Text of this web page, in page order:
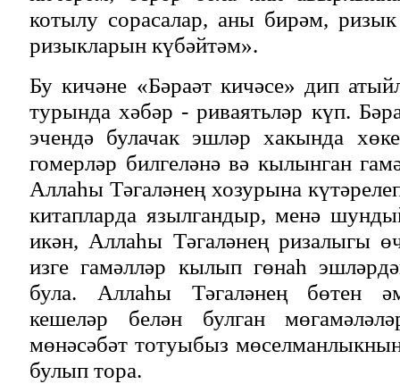
котылу сорасалар, аны бирәм,
ризыкларын күбәйтәм».
Бу кичәне «Бәраәт кичәсе» дип
турында хәбәр - риваятьләр күп.
эчендә булачак эшләр хакында
гомерләр билгеләнә вә кылынган
Аллаһы Тәгаләнең хозурына
китапларда язылгандыр, менә
икән, Аллаһы Тәгаләнең ризалыгы
изге гамәлләр кылып гөнаһ
була. Аллаһы Тәгаләнең бөтен
кешеләр белән булган
мөнәсәбәт тотуыбыз
булып тора.